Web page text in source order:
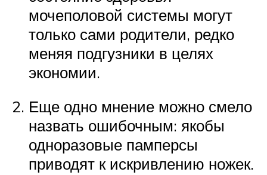
мочеполовой системы могут
только сами родители, редко
меняя подгузники в целях
экономии.
Еще одно мнение можно смело
назвать ошибочным: якобы
одноразовые памперсы
приводят к искривлению ножек.